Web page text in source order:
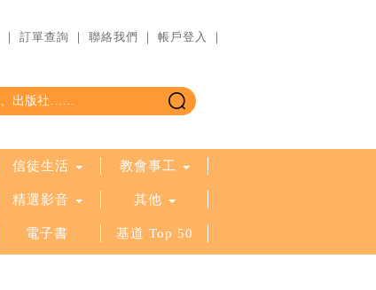
｜ 訂單查詢 ｜ 聯絡我們 ｜ 帳戶登入 ｜
信徒生活 教會事工
精選影音 其他
電子書 基道 Top 50